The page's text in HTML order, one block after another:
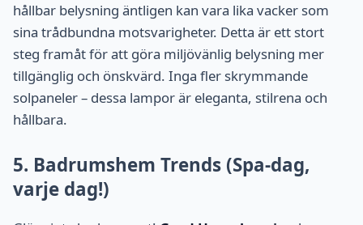
hållbar belysning äntligen kan vara lika vacker som
sina trådbundna motsvarigheter. Detta är ett stort
steg framåt för att göra miljövänlig belysning mer
tillgänglig och önskvärd. Inga fler skrymmande
solpaneler – dessa lampor är eleganta, stilrena och
hållbara.
5. Badrumshem Trends (Spa-dag,
varje dag!)